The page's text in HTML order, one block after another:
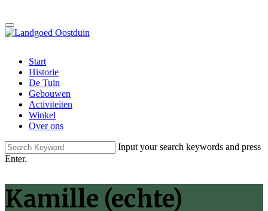
Start
Historie
De Tuin
Gebouwen
Activiteiten
Winkel
Over ons
Input your search keywords and press
Enter.
Kamille (echte)